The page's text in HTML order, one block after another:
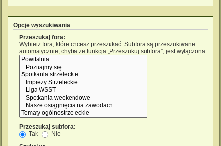
Opcje wyszukiwania
Przeszukaj fora:
Wybierz fora, które chcesz przeszukać. Subfora są przeszukiwane
automatycznie, chyba że funkcja „Przeszukuj subfora”, jest wyłączona.
Przeszukaj subfora:
Tak
Nie